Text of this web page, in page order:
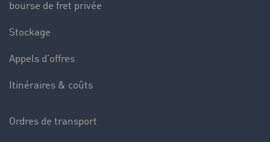
bourse de fret privée
Stockage
Appels d’offres
Itinéraires & coûts
Ordres de transport